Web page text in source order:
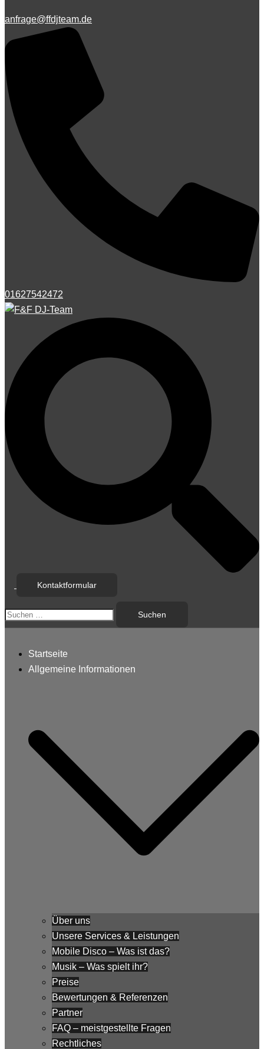
anfrage@ffdjteam.de
01627542472
Kontaktformular
Suchen
nach:
Startseite
Allgemeine Informationen
Über uns
Unsere Services & Leistungen
Mobile Disco – Was ist das?
Musik – Was spielt ihr?
Preise
Bewertungen & Referenzen
Partner
FAQ – meistgestellte Fragen
Rechtliches